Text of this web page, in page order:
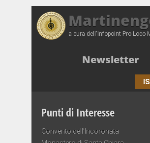
a cura dell'Infopoint Pro Loco
Newsletter
Punti di Interesse
Convento dell’Incoronata